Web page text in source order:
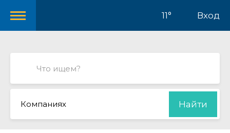
11° Вход
Компаниях Найти